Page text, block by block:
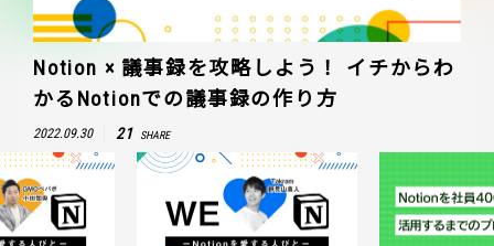
Notion × 議事録を攻略しよう！ イチからわ
かるNotionでの議事録の作り方
2022.09.30 21 SHARE